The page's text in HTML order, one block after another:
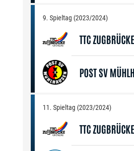
9. Spieltag (2023/2024)
TTC
POST SV
11. Spieltag (2023/2024)
TTC